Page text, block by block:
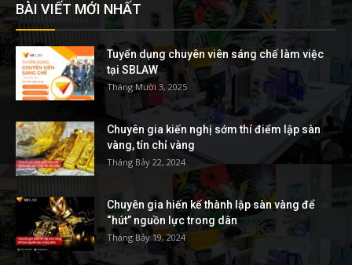
BÀI VIẾT MỚI NHẤT
Tuyển dụng chuyên viên sáng chế làm việc
tại SBLAW
Tháng Mười 3, 2025
Chuyên gia kiến nghị sớm thí điểm lập sàn
vàng, tín chỉ vàng
Tháng Bảy 22, 2024
Chuyên gia hiến kế thành lập sàn vàng để
“hút” nguồn lực trong dân
Tháng Bảy 19, 2024